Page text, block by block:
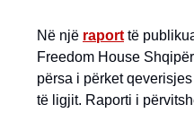
Në një raport të
Freedom House
përsa i përket
të ligjit. Raporti i